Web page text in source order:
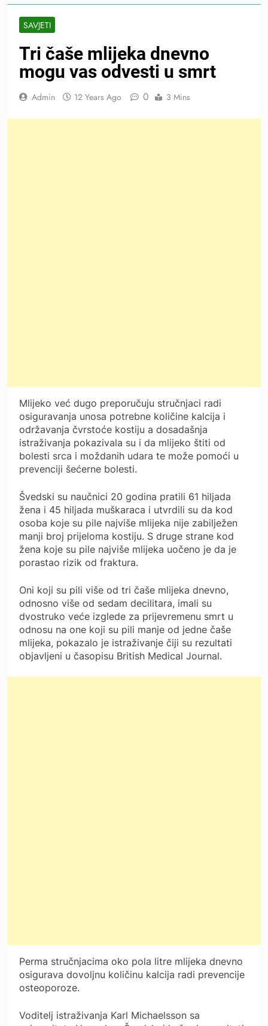
SAVJETI
Tri čaše mlijeka dnevno
mogu vas odvesti u smrt
Admin 12 Years Ago 0 3 Mins
Mlijeko već dugo preporučuju stručnjaci radi
osiguravanja unosa potrebne količine kalcija i
održavanja čvrstoće kostiju a dosadašnja
istraživanja pokazivala su i da mlijeko štiti od
bolesti srca i moždanih udara te može pomoći u
prevenciji šećerne bolesti.
Švedski su naučnici 20 godina pratili 61 hiljada
žena i 45 hiljada muškaraca i utvrdili su da kod
osoba koje su pile najviše mlijeka nije zabilježen
manji broj prijeloma kostiju. S druge strane kod
žena koje su pile najviše mlijeka uočeno je da je
porastao rizik od fraktura.
Oni koji su pili više od tri čaše mlijeka dnevno,
odnosno više od sedam decilitara, imali su
dvostruko veće izglede za prijevremenu smrt u
odnosu na one koji su pili manje od jedne čaše
mlijeka, pokazalo je istraživanje čiji su rezultati
objavljeni u časopisu British Medical Journal.
Perma stručnjacima oko pola litre mlijeka dnevno
osigurava dovoljnu količinu kalcija radi prevencije
osteoporoze.
Voditelj istraživanja Karl Michaelsson sa